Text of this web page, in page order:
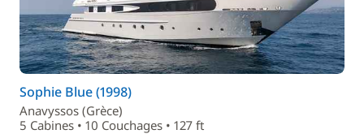
Sophie Blue (1998)
Anavyssos (Grèce)
5 Cabines • 10 Couchages • 127 ft